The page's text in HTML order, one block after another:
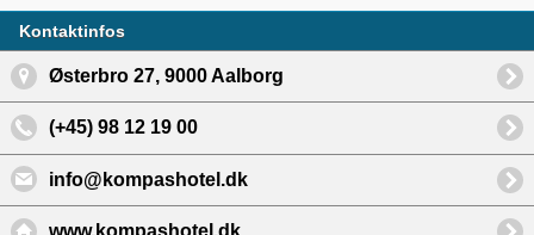
Kontaktinfos
Østerbro 27, 9000 Aalborg
(+45) 98 12 19 00
info@kompashotel.dk